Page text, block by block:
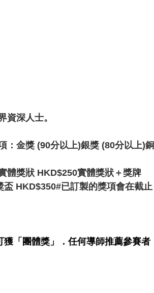
資深人士。
：金獎 (90分以上)銀獎 (80分以上)銅
體​獎狀 HKD$250實體​獎狀＋獎牌
HKD$350#已訂製的獎項會在截止
獲「團體獎」．任何導師推薦參賽者